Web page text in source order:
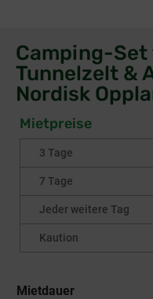
Camping-Set
Tunnelzelt &
Nordisk
Mietpreise
3 Tage
7 Tage
Jeder weitere Tag
Kaution
Mietdauer